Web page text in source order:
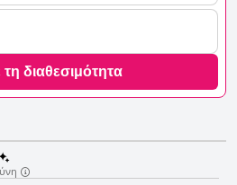
τη διαθεσιμότητα